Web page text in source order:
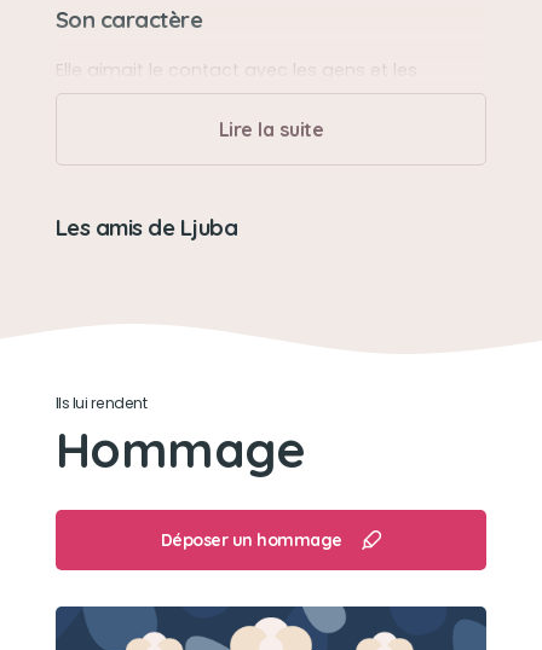
Son caractère
Elle aimait le contact avec les gens et les
enfants
Son jouet préféré
Un crocodile vert
Jouer avec son crocodile
Lire la suite
Les amis de Ljuba
Ils lui rendent
Hommage
Déposer un hommage